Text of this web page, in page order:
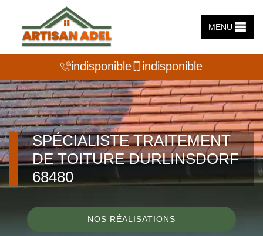
MENU
indisponible indisponible
SPÉCIALISTE TRAITEMENT
DE TOITURE DURLINSDORF
68480
NOS RÉALISATIONS